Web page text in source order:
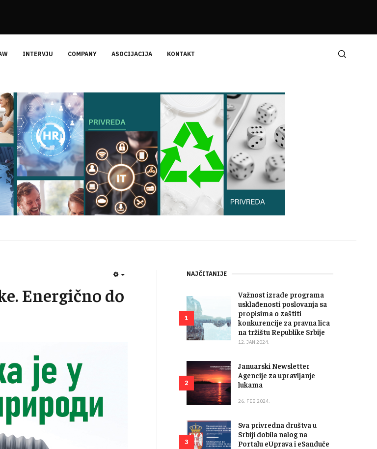
INTERVJU COMPANY ASOCIJACIJA KONTAKT
Energično do
NAJČITANIJE
1
Važnost izrade programa
usklađenosti poslovanja sa
propisima o zaštiti
konkurencije za pravna lica
na tržištu Republike Srbije
12. JAN 2024.
2
Januarski Newsletter
Agencije za upravljanje
lukama
26. FEB 2024.
3
Sva privredna društva u
Srbiji dobila nalog na
Portalu eUprava i eSanduče